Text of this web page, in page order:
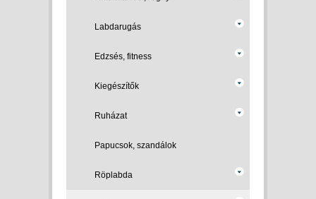
Labdarugás
Edzsés, fitness
Kiegészítők
Ruházat
Papucsok, szandálok
Röplabda